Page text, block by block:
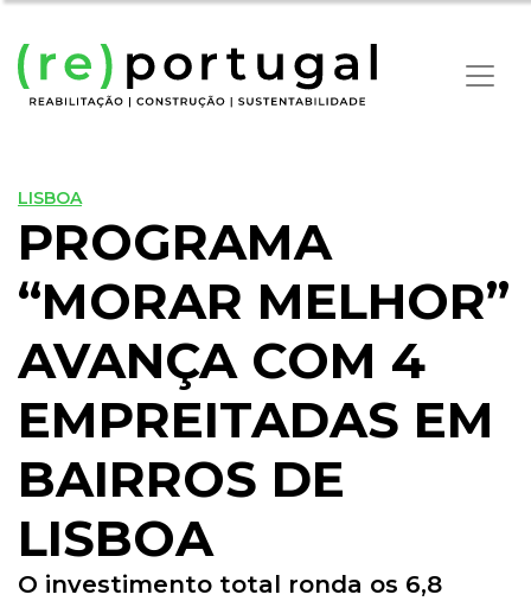
LISBOA
PROGRAMA
“MORAR MELHOR”
AVANÇA COM 4
EMPREITADAS EM
BAIRROS DE
LISBOA
O investimento total ronda os 6,8